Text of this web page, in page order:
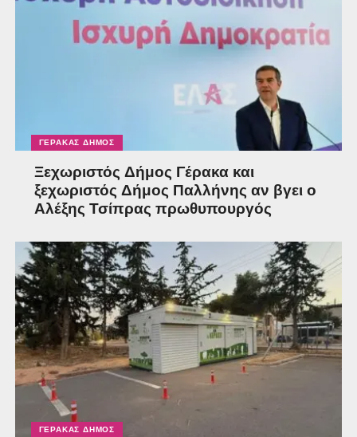
ΓΈΡΑΚΑΣ ΔΉΜΟΣ
Ξεχωριστός Δήμος Γέρακα και
ξεχωριστός Δήμος Παλλήνης αν βγει ο
Αλέξης Τσίπρας πρωθυπουργός
ΓΈΡΑΚΑΣ ΔΉΜΟΣ